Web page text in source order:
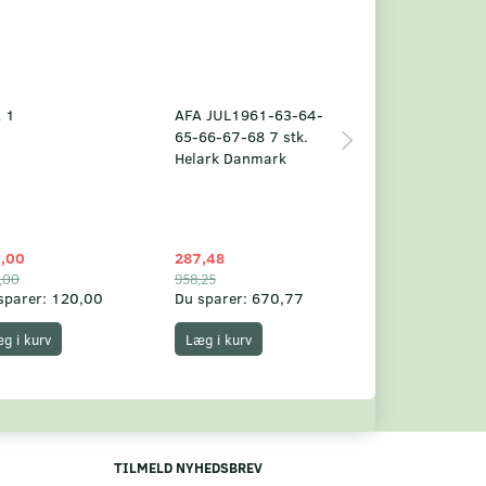
1
120,00
i kurv
AFA JUL1961-63-64-
65-66-67-68 7 stk.
Helark Danmark
287,48
958,25
Du sparer: 670,77
Læg i kurv
TILMELD NYHEDSBREV